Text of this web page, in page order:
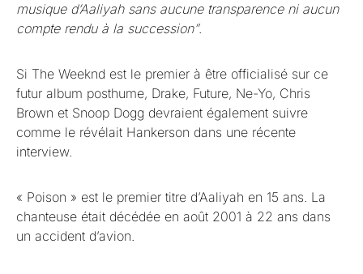
musique d’Aaliyah sans aucune transparence ni aucun
compte rendu à la succession”.
Si The Weeknd est le premier à être officialisé sur ce
futur album posthume, Drake, Future, Ne-Yo, Chris
Brown et Snoop Dogg devraient également suivre
comme le révélait Hankerson dans une récente
interview.
« Poison » est le premier titre d’Aaliyah en 15 ans. La
chanteuse était décédée en août 2001 à 22 ans dans
un accident d’avion.